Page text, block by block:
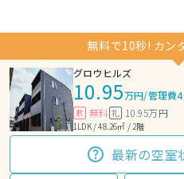
無料で10秒! カン
グロウヒルズ
10.95万円/管理費
敷 無料 礼 10.95万円
1LDK / 48.26㎡ / 2階
最新の空室